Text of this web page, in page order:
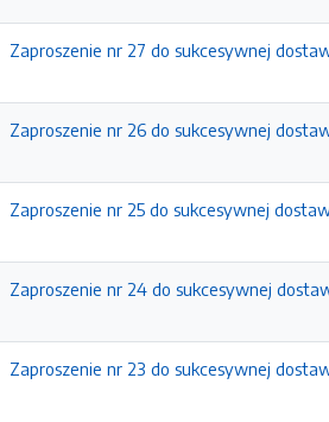
Zaproszenie nr 27 do sukcesywnej
Zaproszenie nr 26 do sukcesywnej
Zaproszenie nr 25 do sukcesywnej
Zaproszenie nr 24 do sukcesywnej
Zaproszenie nr 23 do sukcesywnej